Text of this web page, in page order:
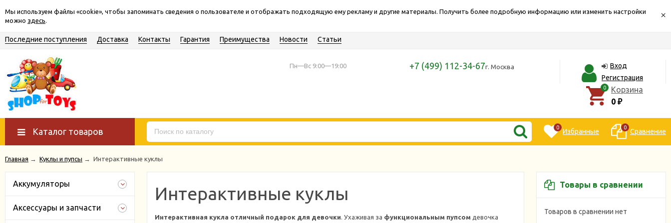
Мы используем файлы «cookie», чтобы запоминать сведения о пользователе и отображать подходящую ему рекламу и другие материалы. Получить более подробную информацию или изменить настройки
можно здесь. ×
Последние поступления Доставка Контакты Гарантия Преимущества Новости Статьи
Пн—Вс 9:00—19:00 +7 (499) 112-34-67г. Москва
Вход
Регистрация
0
Корзина
0 ₽
Каталог товаров 0 Избранные 0 Сравнение
Главная → Куклы и пупсы → Интерактивные куклы
Товары в сравнении
Товаров в сравнении нет
Аккумуляторы
Аксессуары и запчасти
Интерактивные куклы
Интерактивная кукла отличный подарок для девочки. Ухаживая за функциональным пупсом девочка